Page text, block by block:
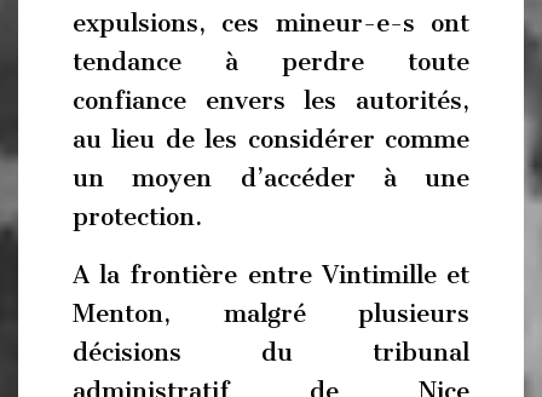
expulsions, ces mineur-e-s ont
tendance à perdre toute
confiance envers les autorités,
au lieu de les considérer comme
un moyen d’accéder à une
protection.
A la frontière entre Vintimille et
Menton, malgré plusieurs
décisions du tribunal
administratif de Nice